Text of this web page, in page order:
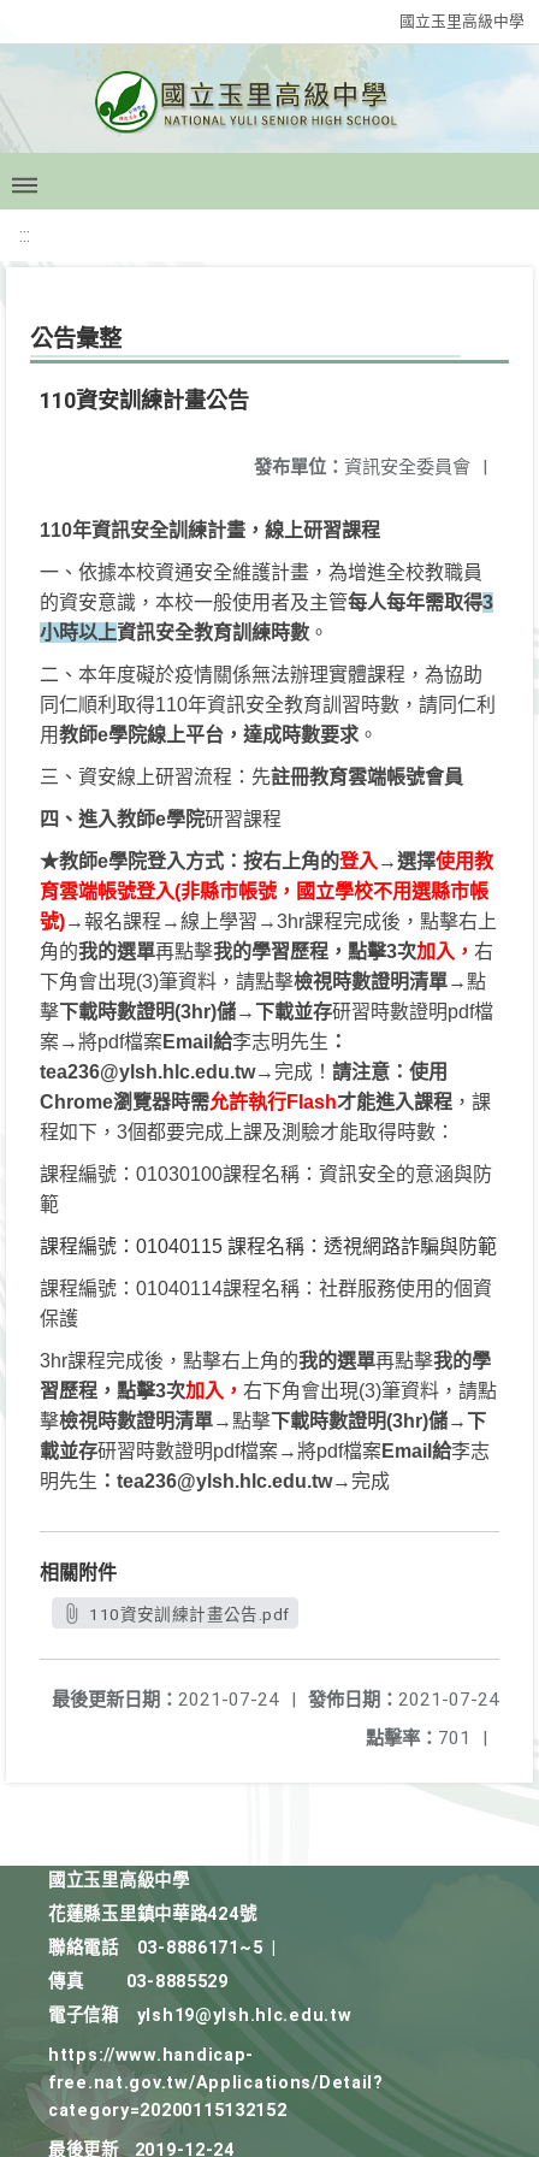
國立玉里高級中學
:::
公告彙整
110資安訓練計畫公告
發布單位： 資訊安全委員會 |
110年資訊安全訓練計畫，線上研習課程
一、依據本校資通安全維護計畫，為增進全校教職員
的資安意識，本校一般使用者及主管每人每年需取得3
小時以上資訊安全教育訓練時數 。
二、本年度礙於疫情關係無法辦理實體課程，為協助
同仁順利取得110年資訊安全教育訓習時數，請同仁利
用教師e學院線上平台，達成時數要求 。
三、資安線上研習流程：先註冊教育雲端帳號會員
四、進入教師e學院研習課程
★教師e學院登入方式：按右上角的登入 →選擇使用教
育雲端帳號登入(非縣市帳號，國立學校不用選縣市帳
號)→報名課程→線上學習→3hr課程完成後，點擊右上
角的我的選單再點擊我的學習歷程，點擊3次加入， 右
下角會出現(3)筆資料，請點擊檢視時數證明清單→點
擊下載時數證明(3hr)儲→ 下載並存研習時數證明pdf檔
案→將pdf檔案Email給李志明先生 ：
tea236@ylsh.hlc.edu.tw→完成！ 請注意：使用
Chrome瀏覽器時需允許執行Flash才能進入課程 ，課
程如下，3個都要完成上課及測驗才能取得時數：
課程編號：01030100課程名稱：資訊安全的意涵與防
範
課程編號：01040115 課程名稱：透視網路詐騙與防範
課程編號：01040114課程名稱：社群服務使用的個資
保護
3hr課程完成後，點擊右上角的我的選單再點擊我的學
習歷程，點擊3次加入， 右下角會出現(3)筆資料，請點
擊檢視時數證明清單→點擊下載時數證明(3hr)儲→ 下
載並存研習時數證明pdf檔案→將pdf檔案Email給李志
明先生 ：tea236@ylsh.hlc.edu.tw→完成
相關附件
110資安訓練計畫公告.pdf
發佈日期： 2021-07-24
最後更新日期： 2021-07-24
|
點擊率： 701 |
國立玉里高級中學
花蓮縣玉里鎮中華路424號
聯絡電話
03-8886171~5
傳真
03-8885529
電子信箱
ylsh19@ylsh.hlc.edu.tw
https://www.handicap-
free.nat.gov.tw/Applications/Detail?
category=20200115132152
最後更新
2019-12-24